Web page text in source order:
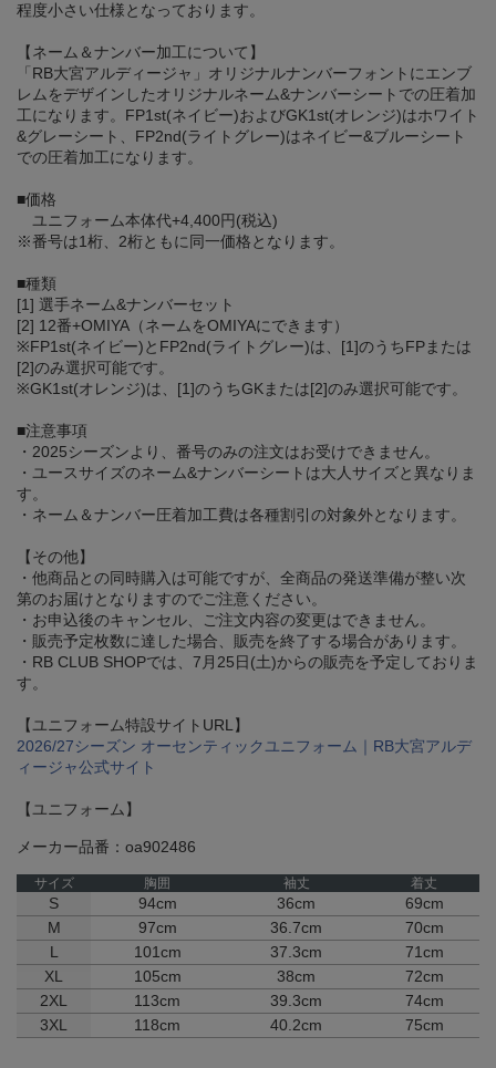
程度小さい仕様となっております。
【ネーム＆ナンバー加工について】
「RB大宮アルディージャ」オリジナルナンバーフォントにエンブ
レムをデザインしたオリジナルネーム&ナンバーシートでの圧着加
工になります。FP1st(ネイビー)およびGK1st(オレンジ)はホワイト
&グレーシート、FP2nd(ライトグレー)はネイビー&ブルーシート
での圧着加工になります。
■価格
ユニフォーム本体代+4,400円(税込)
※番号は1桁、2桁ともに同一価格となります。
■種類
[1] 選手ネーム&ナンバーセット
[2] 12番+OMIYA（ネームをOMIYAにできます）
※FP1st(ネイビー)とFP2nd(ライトグレー)は、[1]のうちFPまたは
[2]のみ選択可能です。
※GK1st(オレンジ)は、[1]のうちGKまたは[2]のみ選択可能です。
■注意事項
・2025シーズンより、番号のみの注文はお受けできません。
・ユースサイズのネーム&ナンバーシートは大人サイズと異なりま
す。
・ネーム＆ナンバー圧着加工費は各種割引の対象外となります。
【その他】
・他商品との同時購入は可能ですが、全商品の発送準備が整い次
第のお届けとなりますのでご注意ください。
・お申込後のキャンセル、ご注文内容の変更はできません。
・販売予定枚数に達した場合、販売を終了する場合があります。
・RB CLUB SHOPでは、7月25日(土)からの販売を予定しておりま
す。
【ユニフォーム特設サイトURL】
2026/27シーズン オーセンティックユニフォーム｜RB大宮アルデ
ィージャ公式サイト
【ユニフォーム】
メーカー品番：oa902486
サイズ 胸囲 袖丈 着丈
S 94cm 36cm
69cm
M
97cm 36.7cm
70cm
L
101cm 37.3cm
71cm
XL
105cm 38cm
72cm
2XL
113cm 39.3cm
74cm
3XL
118cm 40.2cm 75cm